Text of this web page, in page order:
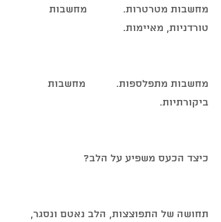
מחשבות מטרטרות.             מחשבות
טורדניות, מאיימות.
מחשבות מתפלספות.           מחשבות
ביקורתיות.
כיצד הכעס משפיע על הלב?
תחושה של התפוצצות, הלב נאטם ונסגר,